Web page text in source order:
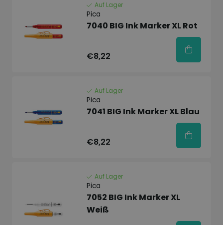
Auf Lager
Pica
7040 BIG Ink Marker XL Rot
€8,22
Auf Lager
Pica
7041 BIG Ink Marker XL Blau
€8,22
Auf Lager
Pica
7052 BIG Ink Marker XL
Weiß